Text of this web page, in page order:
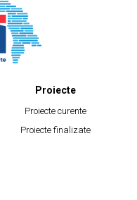
Proiecte
Proiecte curente
Proiecte finalizate